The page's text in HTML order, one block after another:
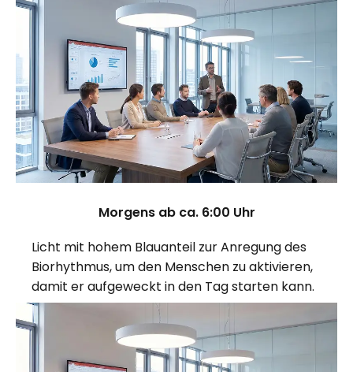
Morgens ab ca. 6:00 Uhr
Licht mit hohem Blauanteil zur Anregung des
Biorhythmus, um den Menschen zu aktivieren,
damit er aufgeweckt in den Tag starten kann.